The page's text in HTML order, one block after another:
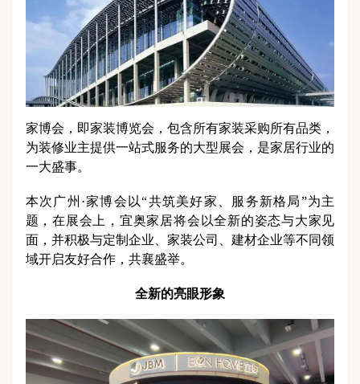
家博会，即家装博览会，包含所有家装采购所有品类，
为装修业主提供一站式服务的大型展会，是家居行业的
一大盛事。
本次广州·家博会以“共筑美好家、服务新格局”为主
题，在展会上，宜奥家居将会以全新的姿态与大家见
面，并积极与定制企业、家装公司、建材企业等不同领
域开启友好合作，共襄盛举。
全新的亮眼形象